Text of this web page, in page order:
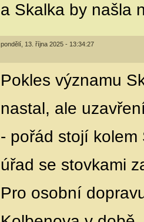
a Skalka by našla
pondělí, 13. října 2025 - 13:34:27
Pokles významu
nastal, ale
- pořád stojí
úřad se stovkami
Pro osobní